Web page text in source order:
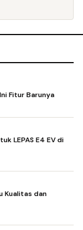
Fitur Barunya
LEPAS E4 EV di
Kualitas dan